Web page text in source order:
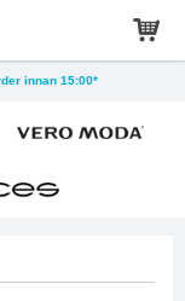
innan 15:00*